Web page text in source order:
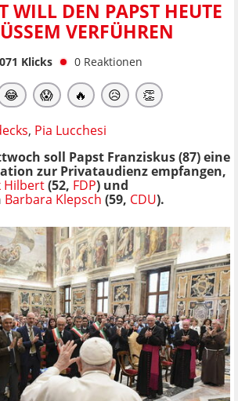
WILL DEN PAPST HEUTE
VERFÜHREN
Klicks 0 Reaktionen
😂 😱 🔥 😥 👏
, Pia Lucchesi
soll Papst Franziskus (87) eine
zur Privataudienz empfangen,
Hilbert(52, FDP) und
Barbara Klepsch (59, CDU).